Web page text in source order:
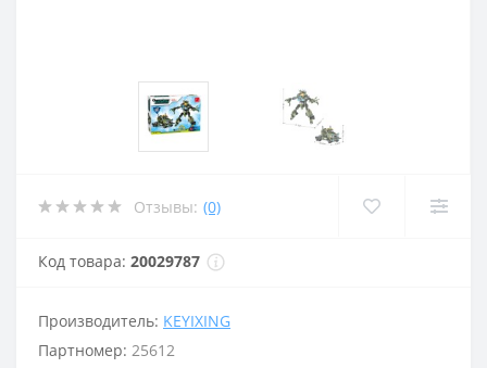
Отзывы: (0)
Код товара: 20029787
Производитель: KEYIXING
Партномер: 25612